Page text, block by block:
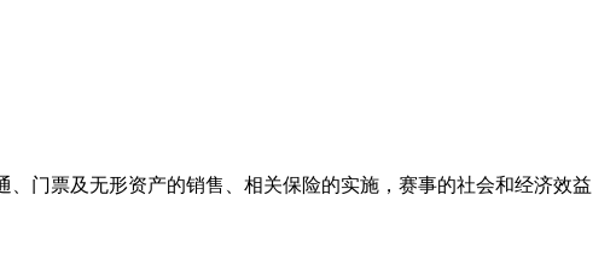
门票及无形资产的销售、相关保险的实施，赛事的社会和经济效益